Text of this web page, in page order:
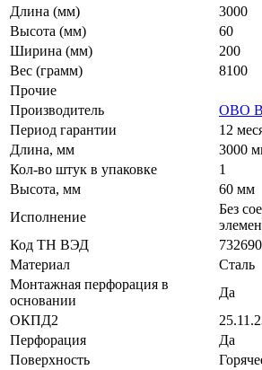
Длина (мм)
3000
Высота (мм)
60
Ширина (мм)
200
Вес (грамм)
8100
Прочие
Производитель
OBO
Период гарантии
12
Длина, мм
3000
Кол-во штук в упаковке
1
Высота, мм
60 мм
Исполнение
Без
Код ТН ВЭД
Материал
Сталь
Монтажная перфорация в
основании
Да
ОКПД2
Перфорация
Да
Поверхность